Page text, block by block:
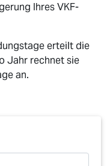
Ihres VKF-
erteilt die
Jahr rechnet sie
an.